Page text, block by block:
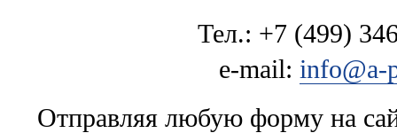
Тел.: +7 (499)
e-mail: info@a-
Отправляя любую форму на